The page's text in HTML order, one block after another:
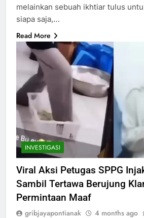
melainkan sebuah ikhtiar tulus
siapa saja,…
Read More
INVESTIGASI
Viral Aksi Petugas SPPG
Sambil Tertawa Berujung
Permintaan Maaf
gribjayapontianak 4 months ago